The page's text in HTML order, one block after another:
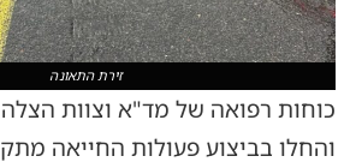
זירת התאונה
כוחות רפואה של מד"א וצוות
והחלו בביצוע פעולות החייאה